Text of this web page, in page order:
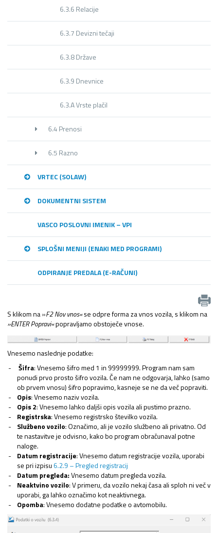
6.3.6 Relacije
6.3.7 Devizni tečaji
6.3.8 Države
6.3.9 Dnevnice
6.3.A Vrste plačil
6.4 Prenosi
6.5 Razno
VRTEC (SOLAW)
DOKUMENTNI SISTEM
VASCO POSLOVNI IMENIK – VPI
SPLOŠNI MENIJI (ENAKI MED PROGRAMI)
ODPIRANJE PREDALA (E-RAČUNI)
S klikom na »F2 Nov vnos«se odpre forma za vnos vozila, s klikom na
»ENTER Popravi«popravljamo obstoječe vnose.
Vnesemo naslednje podatke:
Šifra: Vnesemo šifro med 1 in 99999999. Program nam sam
ponudi prvo prosto šifro vozila. Če nam ne odgovarja, lahko (samo
ob prvem vnosu) šifro popravimo, kasneje se ne da več popraviti.
Opis: Vnesemo naziv vozila.
Opis 2: Vnesemo lahko daljši opis vozila ali pustimo prazno.
Registrska: Vnesemo registrsko številko vozila.
Službeno vozilo: Označimo, ali je vozilo službeno ali privatno. Od
te nastavitve je odvisno, kako bo program obračunaval potne
naloge.
Datum registracije: Vnesemo datum registracije vozila, uporabi
se pri izpisu6.2.9 – Pregled registracij
Datum pregleda:Vnesemo datum pregleda vozila.
Neaktvino vozilo: V primeru, da vozilo nekaj časa ali sploh ni več v
uporabi, ga lahko označimo kot neaktivnega.
Opomba: Vnesemo dodatne podatke o avtomobilu.